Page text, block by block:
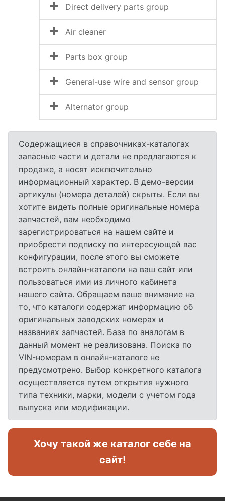
Direct delivery parts group
Air cleaner
Parts box group
General-use wire and sensor group
Alternator group
Содержащиеся в справочниках-каталогах
запасные части и детали не предлагаются к
продаже, а носят исключительно
информационный характер. В демо-версии
артикулы (номера деталей) скрыты. Если вы
хотите видеть полные оригинальные номера
запчастей, вам необходимо
зарегистрироваться на нашем сайте и
приобрести подписку по интересующей вас
конфигурации, после этого вы сможете
встроить онлайн-каталоги на ваш сайт или
пользоваться ими из личного кабинета
нашего сайта. Обращаем ваше внимание на
то, что каталоги содержат информацию об
оригинальных заводских номерах и
названиях запчастей. База по аналогам в
данный момент не реализована. Поиска по
VIN-номерам в онлайн-каталоге не
предусмотрено. Выбор конкретного каталога
осуществляется путем открытия нужного
типа техники, марки, модели с учетом года
выпуска или модификации.
Хочу такой же каталог себе на
сайт!